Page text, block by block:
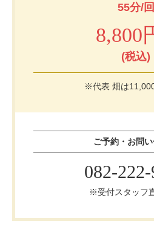
55分/回
8,800
(税込)
※代表 畑は
ご予約・お問
082-
※受付スタッフ